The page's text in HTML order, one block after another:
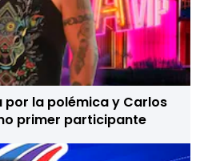
por la polémica y Carlos
primer participante